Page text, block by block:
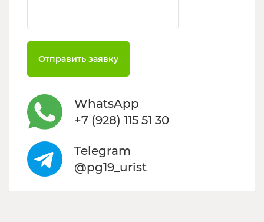
Отправить заявку
WhatsApp
+7 (928) 115 51 30
Telegram
@pg19_urist